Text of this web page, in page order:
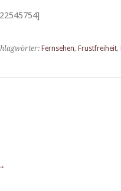
Fernsehen, Frustfreiheit,